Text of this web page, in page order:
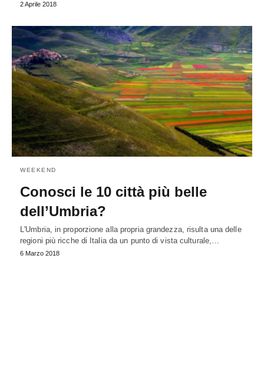
2 Aprile 2018
WEEKEND
Conosci le 10 città più belle
dell’Umbria?
L'Umbria, in proporzione alla propria grandezza, risulta una delle
regioni più ricche di Italia da un punto di vista culturale,…
6 Marzo 2018